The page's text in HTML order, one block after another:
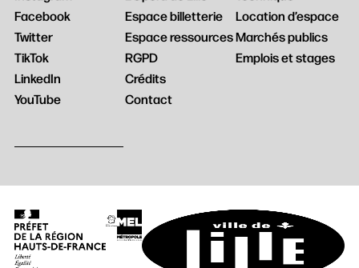
Facebook
Twitter
TikTok
LinkedIn
YouTube
Espace billetterie
Espace ressources
RGPD
Crédits
Contact
Location d’espace
Marchés publics
Emplois et stages